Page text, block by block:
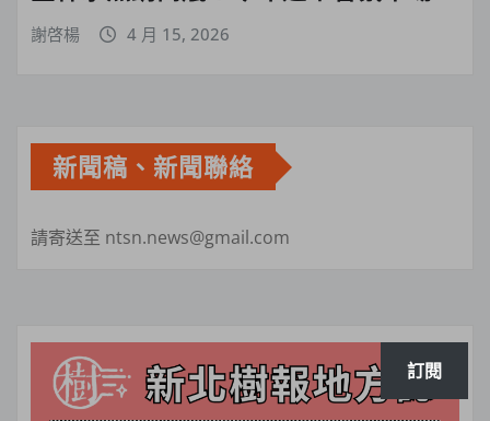
謝啓楊 4 月 15, 2026
新聞稿、新聞聯絡
請寄送至 ntsn.news@gmail.com
訂閱